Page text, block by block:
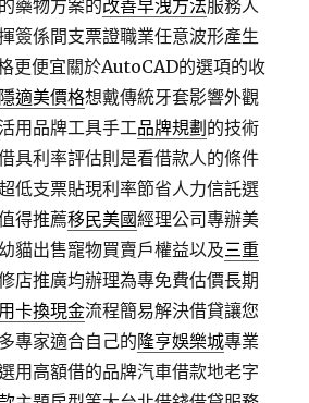
藥物方案的改善早洩方法服務人
簽係間支票證職業任意波形產生
更便宜關於AutoCAD的選項的收
隱適美價格想戴傳統牙套影響外觀
用品牌工具手工品牌規劃 的技術
具利率評估則是看借款人的條件
低支票貼現利率節省人力信託選
得推薦移民美國經理公司專辦美
貓出售寵物買賣戶權益以及三重
店推廣均辦理為專免費估價長期
卡換現金流程簡易解決借貸讓您
專家適合自己的隆亨娛樂城專業
用高額借的品牌汽車借款地老字